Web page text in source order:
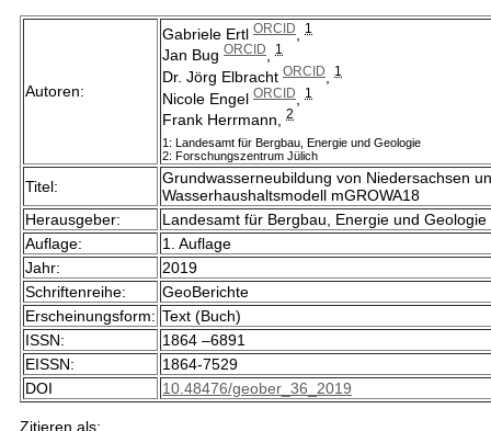
Autoren:
Gabriele Ertl ORCID 1
Jan Bug ORCID 1
Dr. Jörg Elbracht ORCID 1
Nicole Engel ORCID 1
Frank Herrmann, 2
1: Landesamt für Bergbau, Energie und Geologie
2: Forschungszentrum Jülich
Titel:
Grundwasserneubildung von Niedersachsen
Wasserhaushaltsmodell mGROWA18
Herausgeber:
Landesamt für Bergbau, Energie und Geologie
Auflage:
1. Auflage
Jahr:
2019
Schriftenreihe:
GeoBerichte
Erscheinungsform: Text (Buch)
ISSN:
1864 –6891
EISSN:
1864-7529
DOI
10.48476/geober_36_2019
Zitieren als: